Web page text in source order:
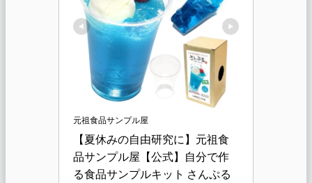
元祖食品サンプル屋
【夏休みの自由研究に】元祖食
品サンプル屋【公式】自分で作
る食品サンプルキット さんぷる